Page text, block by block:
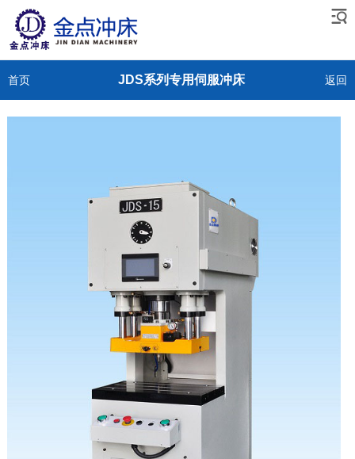
首页 返回
JDS系列专用伺服冲床